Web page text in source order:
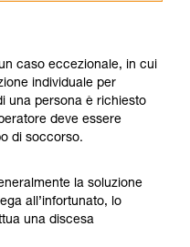
tecnica per poter
tecniche richiede una
specifico.
la vostra
autonomamente.
relative alla vostra
altre che non
caso eccezionale, in cui
individuale per
una persona è richiesto
deve essere
di soccorso.
la soluzione
all’infortunato, lo
una discesa